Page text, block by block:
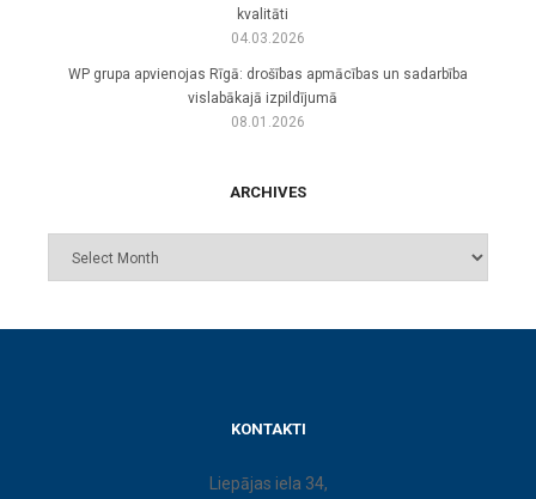
kvalitāti
04.03.2026
WP grupa apvienojas Rīgā: drošības apmācības un sadarbība
vislabākajā izpildījumā
08.01.2026
ARCHIVES
KONTAKTI
Liepājas iela 34,